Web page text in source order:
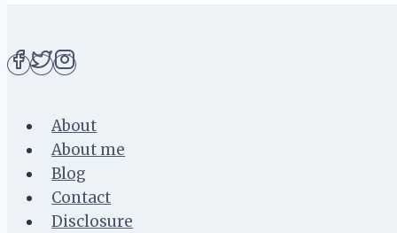
About
About me
Blog
Contact
Disclosure